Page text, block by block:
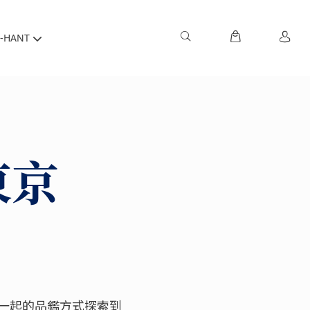
HANT
起的品鑑方式探索到